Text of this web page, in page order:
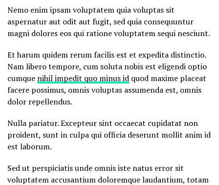
Nemo enim ipsam voluptatem quia voluptas sit
aspernatur aut odit aut fugit, sed quia consequuntur
magni dolores eos qui ratione voluptatem sequi nesciunt.
Et harum quidem rerum facilis est et expedita distinctio.
Nam libero tempore, cum soluta nobis est eligendi optio
cumque nihil impedit quo minus id quod maxime placeat
facere possimus, omnis voluptas assumenda est, omnis
dolor repellendus.
Nulla pariatur. Excepteur sint occaecat cupidatat non
proident, sunt in culpa qui officia deserunt mollit anim id
est laborum.
Sed ut perspiciatis unde omnis iste natus error sit
voluptatem accusantium doloremque laudantium, totam